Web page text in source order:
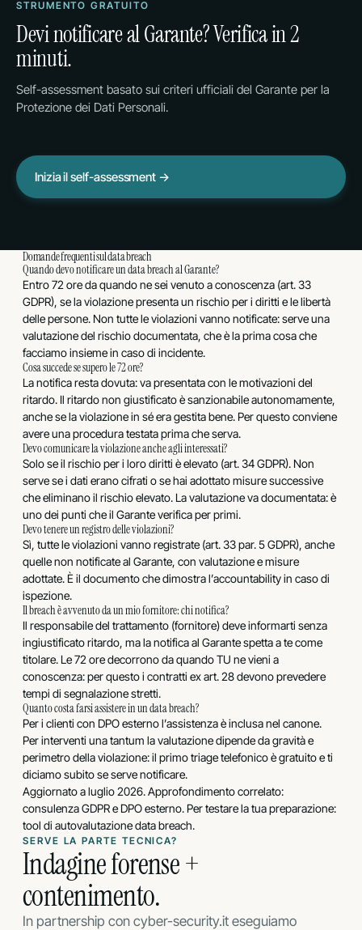
STRUMENTO GRATUITO
Devi notificare al Garante? Verifica in 2
minuti.
Self-assessment basato sui criteri ufficiali del Garante per la
Protezione dei Dati Personali.
Inizia il self-assessment →
Domande frequenti sul data breach
Quando devo notificare un data breach al Garante?
Entro 72 ore da quando ne sei venuto a conoscenza (art. 33
GDPR), se la violazione presenta un rischio per i diritti e le libertà
delle persone. Non tutte le violazioni vanno notificate: serve una
valutazione del rischio documentata, che è la prima cosa che
facciamo insieme in caso di incidente.
Cosa succede se supero le 72 ore?
La notifica resta dovuta: va presentata con le motivazioni del
ritardo. Il ritardo non giustificato è sanzionabile autonomamente,
anche se la violazione in sé era gestita bene. Per questo conviene
avere una procedura testata prima che serva.
Devo comunicare la violazione anche agli interessati?
Solo se il rischio per i loro diritti è elevato (art. 34 GDPR). Non
serve se i dati erano cifrati o se hai adottato misure successive
che eliminano il rischio elevato. La valutazione va documentata: è
uno dei punti che il Garante verifica per primi.
Devo tenere un registro delle violazioni?
Sì, tutte le violazioni vanno registrate (art. 33 par. 5 GDPR), anche
quelle non notificate al Garante, con valutazione e misure
adottate. È il documento che dimostra l’accountability in caso di
ispezione.
Il breach è avvenuto da un mio fornitore: chi notifica?
Il responsabile del trattamento (fornitore) deve informarti senza
ingiustificato ritardo, ma la notifica al Garante spetta a te come
titolare. Le 72 ore decorrono da quando TU ne vieni a
conoscenza: per questo i contratti ex art. 28 devono prevedere
tempi di segnalazione stretti.
Quanto costa farsi assistere in un data breach?
Per i clienti con DPO esterno l’assistenza è inclusa nel canone.
Per interventi una tantum la valutazione dipende da gravità e
perimetro della violazione: il primo triage telefonico è gratuito e ti
diciamo subito se serve notificare.
Aggiornato a luglio 2026. Approfondimento correlato:
consulenza GDPRe DPO esterno. Per testare la tua preparazione:
tool di autovalutazione data breach.
SERVE LA PARTE TECNICA?
Indagine forense +
contenimento.
In partnership con cyber-security.it eseguiamo